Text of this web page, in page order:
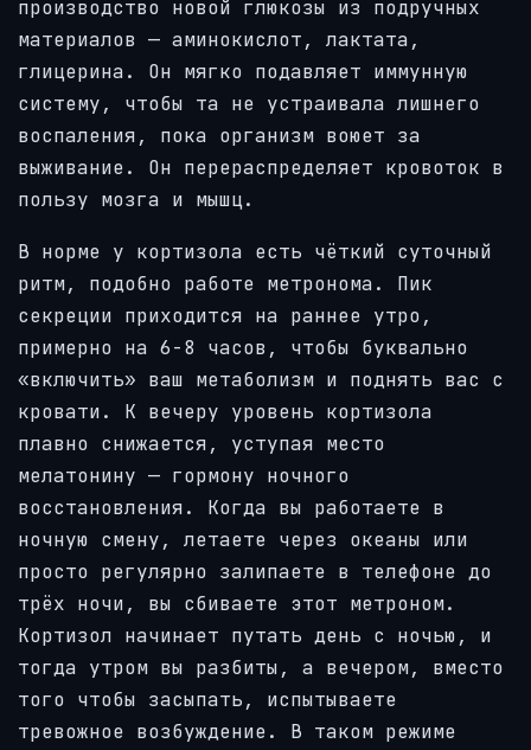
производство новой глюкозы из подручных
материалов — аминокислот, лактата,
глицерина. Он мягко подавляет иммунную
систему, чтобы та не устраивала лишнего
воспаления, пока организм воюет за
выживание. Он перераспределяет кровоток в
пользу мозга и мышц.
В норме у кортизола есть чёткий суточный
ритм, подобно работе метронома. Пик
секреции приходится на раннее утро,
примерно на 6-8 часов, чтобы буквально
«включить» ваш метаболизм и поднять вас с
кровати. К вечеру уровень кортизола
плавно снижается, уступая место
мелатонину — гормону ночного
восстановления. Когда вы работаете в
ночную смену, летаете через океаны или
просто регулярно залипаете в телефоне до
трёх ночи, вы сбиваете этот метроном.
Кортизол начинает путать день с ночью, и
тогда утром вы разбиты, а вечером, вместо
того чтобы засыпать, испытываете
тревожное возбуждение. В таком режиме